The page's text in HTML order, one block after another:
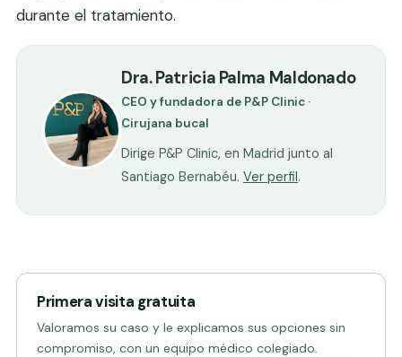
durante el tratamiento.
Dra. Patricia Palma Maldonado
CEO y fundadora de P&P Clinic ·
Cirujana bucal
Dirige P&P Clinic, en Madrid junto al
Santiago Bernabéu. Ver perfil.
Primera visita gratuita
Valoramos su caso y le explicamos sus opciones sin
compromiso, con un equipo médico colegiado.